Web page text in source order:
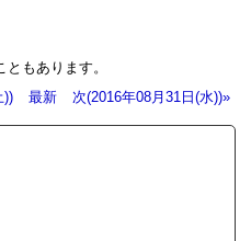
もあります。
))
最新 次(2016年08月31日(水))»